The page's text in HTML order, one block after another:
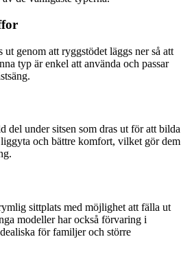
genom att ryggstödet läggs ner så att
typ är enkel att använda och passar
del under sitsen som dras ut för att bilda
och bättre komfort, vilket gör dem
sittplats med möjlighet att fälla ut
modeller har också förvaring i
för familjer och större